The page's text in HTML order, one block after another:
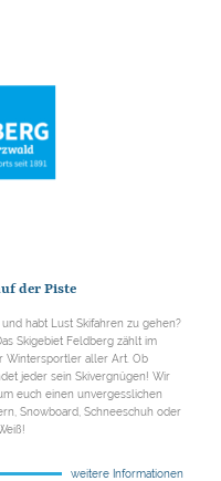
der Piste
habt Lust Skifahren zu gehen?
Skigebiet Feldberg zählt im
Wintersportler aller Art. Ob
jeder sein Skivergnügen! Wir
euch einen unvergesslichen
Snowboard, Schneeschuh oder
weitere Informationen